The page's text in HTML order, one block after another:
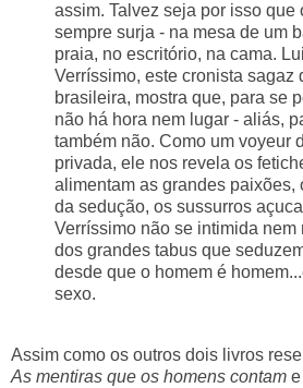
assim. Talvez seja por isso que
sempre surja - na mesa de um
praia, no escritório, na cama.
Verríssimo, este cronista sagaz
brasileira, mostra que, para se
não há hora nem lugar - aliás,
também não. Como um voyeur
privada, ele nos revela os
alimentam as grandes paixões,
da sedução, os sussurros
Verríssimo não se intimida nem
dos grandes tabus que
desde que o homem é
sexo.
Assim como os outros dois livros
As mentiras que os homens contam e